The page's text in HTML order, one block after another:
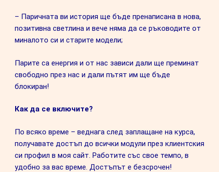
– Паричната ви история ще бъде пренаписана в нова,
позитивна светлина и вече няма да се ръководите от
миналото си и старите модели;
Парите са енергия и от нас зависи дали ще преминат
свободно през нас и дали пътят им ще бъде
блокиран!
Как да се включите?
По всяко време – веднага след заплащане на курса,
получавате достъп до всички модули през клиентския
си профил в моя сайт. Работите със свое темпо, в
удобно за вас време. Достъпът е безсрочен!